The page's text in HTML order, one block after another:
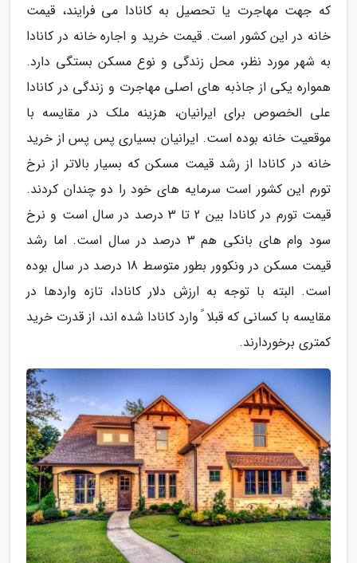
که جهت مهاجرت یا تحصیل به کانادا می فرایند، قیمت
خانه در این کشور است. قیمت خرید و اجاره خانه در کانادا
به شهر مورد نظر، محل زندگی و نوع مسکن بستگی دارد.
همواره یکی از جاذبه های اصلی مهاجرت و زندگی در کانادا
علی الخصوص برای ایرانیان، هزینه ملک در مقایسه با
موقعیت خانه بوده است. ایرانیان بسیاری پس پس از خرید
خانه در کانادا از رشد قیمت مسکن که بسیار بالاتر از نرخ
تورم این کشور است سرمایه های خود را دو چندان کردند.
قیمت تورم در کانادا بین 2 تا 3 درصد در سال است و نرخ
سود وام های بانکی هم 3 درصد در سال است. اما رشد
قیمت مسکن در ونکوور بطور متوسط 18 درصد در سال بوده
است. البته با توجه به ارزش دلار کانادا، تازه واردها در
مقایسه با کسانی که قبلا ً وارد کانادا شده اند، از قدرت خرید
کمتری برخوردارند.